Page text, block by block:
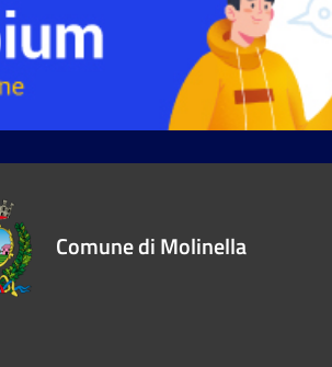
Comune di Molinella